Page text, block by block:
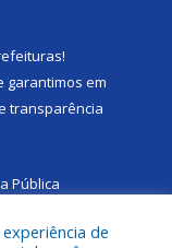
!
garantimos em
transparência
Pública
de